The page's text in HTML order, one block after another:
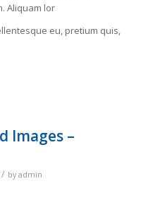
Aliquam lor
eu, pretium quis,
Images –
/ by admin